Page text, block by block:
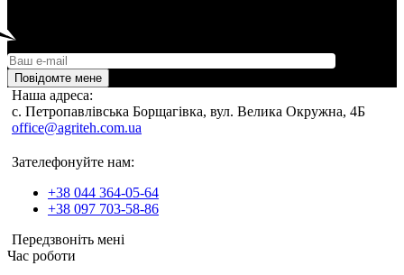
Повідомте мене
Наша адреса:
c. Петропавлівська Борщагівка, вул. Велика Окружна, 4Б
office@agriteh.com.ua
Зателефонуйте нам:
+38 044 364-05-64
+38 097 703-58-86
Передзвоніть мені
Час роботи